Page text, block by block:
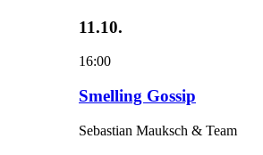
11.10.
16:00
Smelling Gossip
Sebastian Mauksch & Team